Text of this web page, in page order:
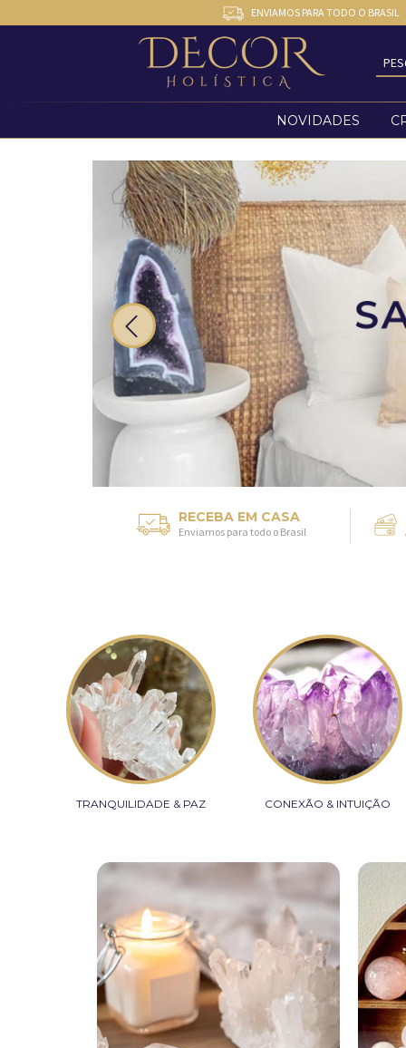
ENVIAMOS PARA TODO O BRASIL
NOVIDADES
RECEBA EM CASA
Enviamos para todo o Brasil
TRANQUILIDADE & PAZ CONEXÃO & INTUIÇÃO